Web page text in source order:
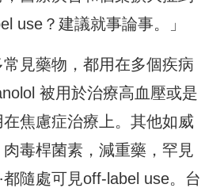
use？建議就事論事。」
見藥物，都用在多個疾病
被用於治療高血壓或是
焦慮症治療上。其他如威
毒桿菌素，減重藥，罕見
隨處可見off-label use。台